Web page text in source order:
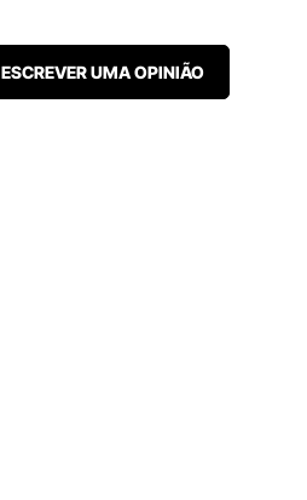
ESCREVER UMA OPINIÃO